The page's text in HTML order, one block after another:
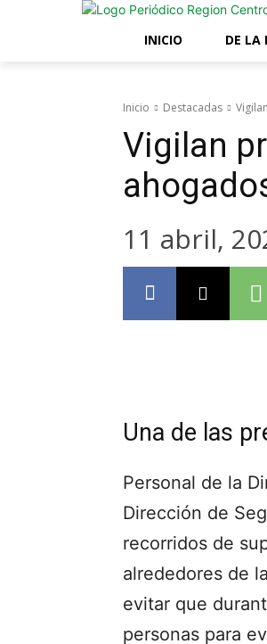
INICIO DE LA
Inicio Destacadas
Vigilan
11 abril,
Una de las
Personal de la
Dirección de
recorridos de
alrededores de
evitar que
personas para